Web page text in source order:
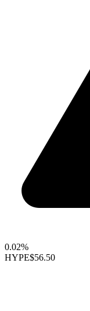
0.02%
HYPE$56.50